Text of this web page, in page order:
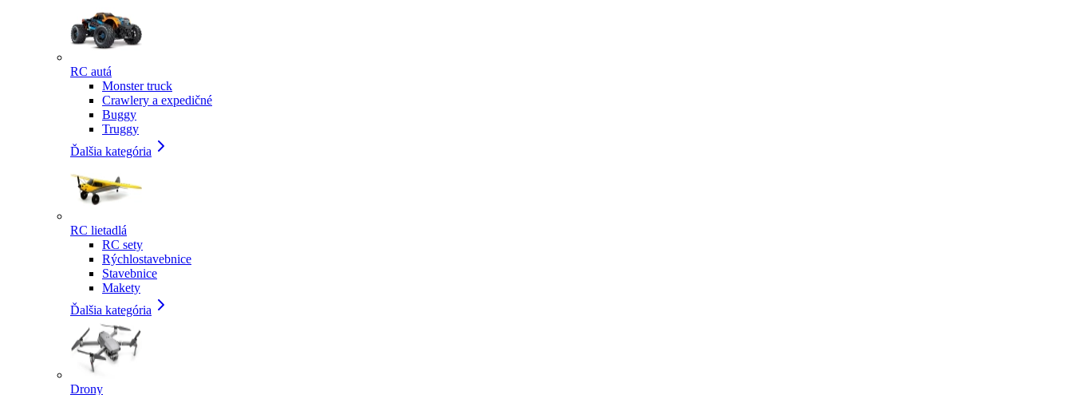
RC autá
Monster truck
Crawlery a expedičné
Buggy
Truggy
Ďalšia kategória
RC lietadlá
RC sety
Rýchlostavebnice
Stavebnice
Makety
Ďalšia kategória
Drony